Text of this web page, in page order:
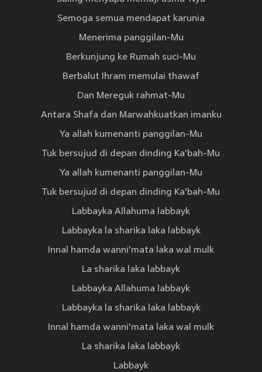
Semoga semua mendapat karunia
Menerima panggilan-Mu
Berkunjung ke Rumah suci-Mu
Berbalut Ihram memulai thawaf
Dan Mereguk rahmat-Mu
Antara Shafa dan Marwahkuatkan imanku
Ya allah kumenanti panggilan-Mu
Tuk bersujud di depan dinding Ka'bah-Mu
Ya allah kumenanti panggilan-Mu
Tuk bersujud di depan dinding Ka'bah-Mu
Labbayka Allahuma labbayk
Labbayka la sharika laka labbayk
Innal hamda wanni'mata laka wal mulk
La sharika laka labbayk
Labbayka Allahuma labbayk
Labbayka la sharika laka labbayk
Innal hamda wanni'mata laka wal mulk
La sharika laka labbayk
Labbayk